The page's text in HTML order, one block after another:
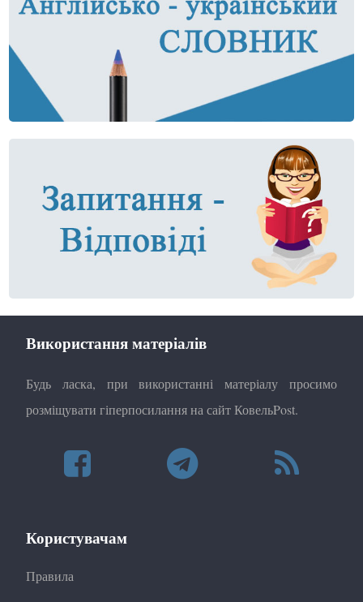
Використання матеріалів
Будь ласка, при використанні матеріалу просимо
розміщувати гіперпосилання на сайт КовельPost.
Користувачам
Правила